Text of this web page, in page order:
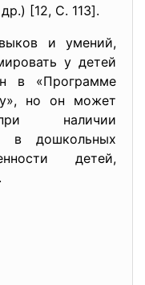
[12, C. 113].
и умений,
у детей
в «Программе
но он может
наличии
в дошкольных
детей,